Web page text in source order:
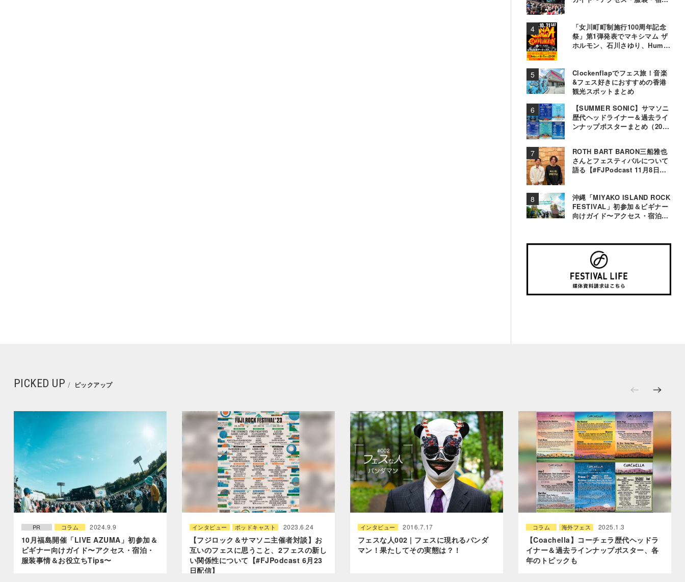
「女川町町制施行100周年記念
祭」第1弾発表でマキシマム ザ
ホルモン、石川さゆり、Hump
Clockenflapでフェス旅！音楽
&フェス好きにおすすめの香港
観光スポットまとめ
【SUMMER SONIC】サマソニ
歴代ヘッドライナー＆過去ライ
ンナップポスターまとめ（2000
ROTH BART BARON三船雅也
さんとフェスティバルについて
語る【#FJPodcast 11月8日配
沖縄「MIYAKO ISLAND ROCK
FESTIVAL」初参加＆ビギナー
向けガイド〜アクセス・宿泊・
PICKED UP ピックアップ
PR コラム 2024.9.9
10月福島開催「LIVE AZUMA」初参加＆
ビギナー向けガイド〜アクセス・宿泊・
服装事情＆お役立ちTips〜
インタビュー ポッドキャスト 2023.6.24
【フジロック＆サマソニ主催者対談】お
互いのフェスに思うこと、2フェスの新し
い関係性について【#FJPodcast 6月23
日配信】
インタビュー 2016.7.17
フェスな人002 | フェスに現れるパンダ
マン！果たしてその実態は？！
コラム 海外フェス 2025.1.3
【Coachella】コーチェラ歴代ヘッドラ
イナー＆過去ラインナップポスター、各
年のトピックも